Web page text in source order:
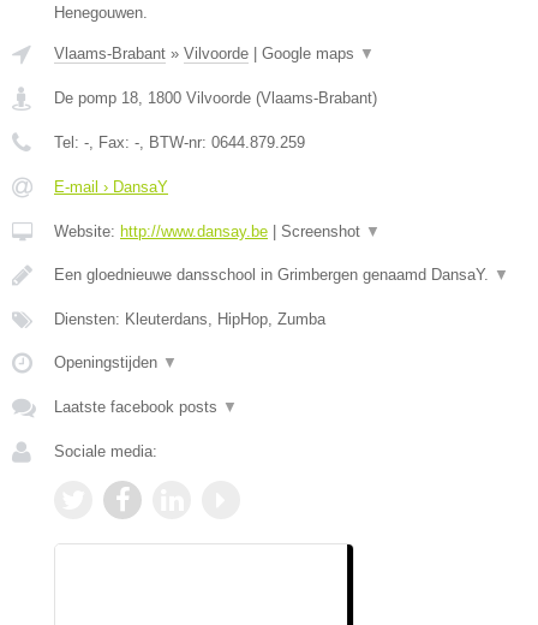
Henegouwen.
Vlaams-Brabant » Vilvoorde | Google maps ▼
De pomp 18 1800 Vilvoorde (Vlaams-Brabant)
Tel: - , Fax: - , BTW-nr: 0644.879.259
E-mail › DansaY
Website: http://www.dansay.be | Screenshot ▼
Een gloednieuwe dansschool in Grimbergen genaamd DansaY. ▼
Diensten: Kleuterdans, HipHop, Zumba
Openingstijden ▼
Laatste facebook posts ▼
Sociale media: